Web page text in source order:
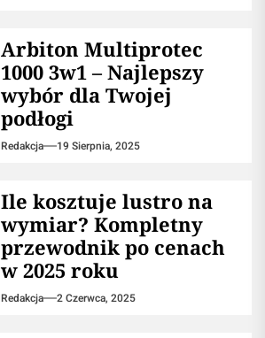
Arbiton Multiprotec
1000 3w1 – Najlepszy
wybór dla Twojej
podłogi
Redakcja 19 Sierpnia, 2025
Ile kosztuje lustro na
wymiar? Kompletny
przewodnik po cenach
w 2025 roku
Redakcja 2 Czerwca, 2025